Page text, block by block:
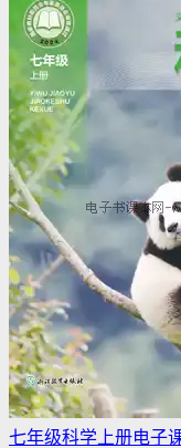
七年级科学上册电子